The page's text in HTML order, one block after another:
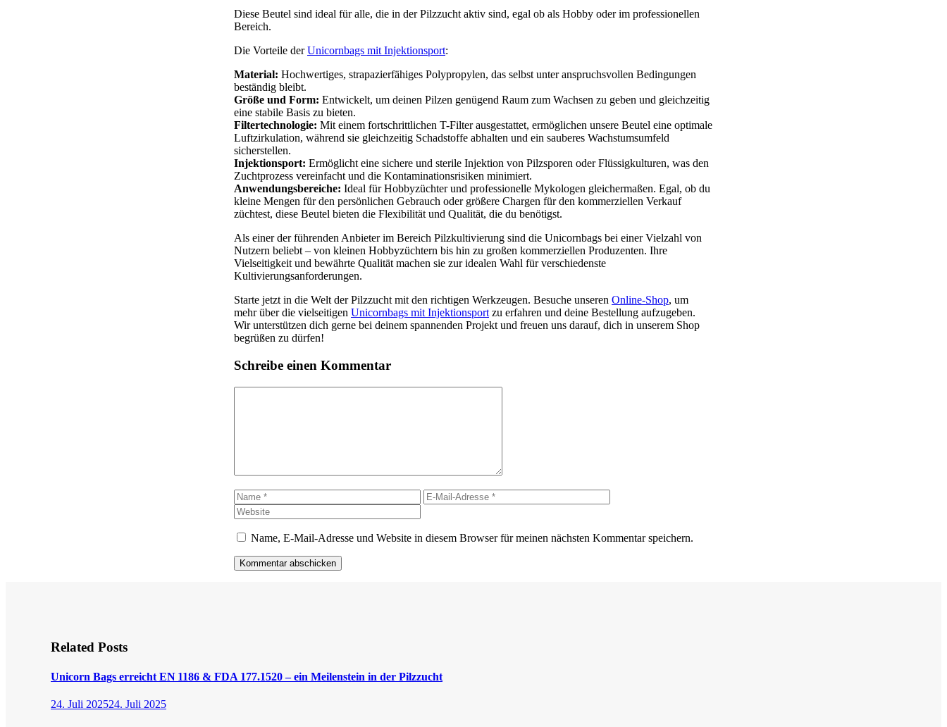
Diese Beutel sind ideal für alle, die in der Pilzzucht aktiv sind, egal ob als Hobby oder im professionellen
Bereich.
Die Vorteile derUnicornbags mit Injektionsport:
Material: Hochwertiges, strapazierfähiges Polypropylen, das selbst unter anspruchsvollen Bedingungen
beständig bleibt.
Größe und Form: Entwickelt, um deinen Pilzen genügend Raum zum Wachsen zu geben und gleichzeitig
eine stabile Basis zu bieten.
Filtertechnologie: Mit einem fortschrittlichen T-Filter ausgestattet, ermöglichen unsere Beutel eine optimale
Luftzirkulation, während sie gleichzeitig Schadstoffe abhalten und ein sauberes Wachstumsumfeld
sicherstellen.
Injektionsport: Ermöglicht eine sichere und sterile Injektion von Pilzsporen oder Flüssigkulturen, was den
Zuchtprozess vereinfacht und die Kontaminationsrisiken minimiert.
Anwendungsbereiche: Ideal für Hobbyzüchter und professionelle Mykologen gleichermaßen. Egal, ob du
kleine Mengen für den persönlichen Gebrauch oder größere Chargen für den kommerziellen Verkauf
züchtest, diese Beutel bieten die Flexibilität und Qualität, die du benötigst.
Als einer der führenden Anbieter im Bereich Pilzkultivierung sind die Unicornbags bei einer Vielzahl von
Nutzern beliebt – von kleinen Hobbyzüchtern bis hin zu großen kommerziellen Produzenten. Ihre
Vielseitigkeit und bewährte Qualität machen sie zur idealen Wahl für verschiedenste
Kultivierungsanforderungen.
Starte jetzt in die Welt der Pilzzucht mit den richtigen Werkzeugen. Besuche unseren Online-Shop, um
mehr über die vielseitigen Unicornbags mit Injektionsport zu erfahren und deine Bestellung aufzugeben.
Wir unterstützen dich gerne bei deinem spannenden Projekt und freuen uns darauf, dich in unserem Shop
begrüßen zu dürfen!
Schreibe einen Kommentar
Name
E-
Mail-
Name, E-Mail-Adresse und Website in diesem Browser für meinen nächsten Kommentar speichern.
Related Posts
Unicorn Bags erreicht EN 1186 & FDA 177.1520 – ein Meilenstein in der Pilzzucht
24. Juli 202524. Juli 2025